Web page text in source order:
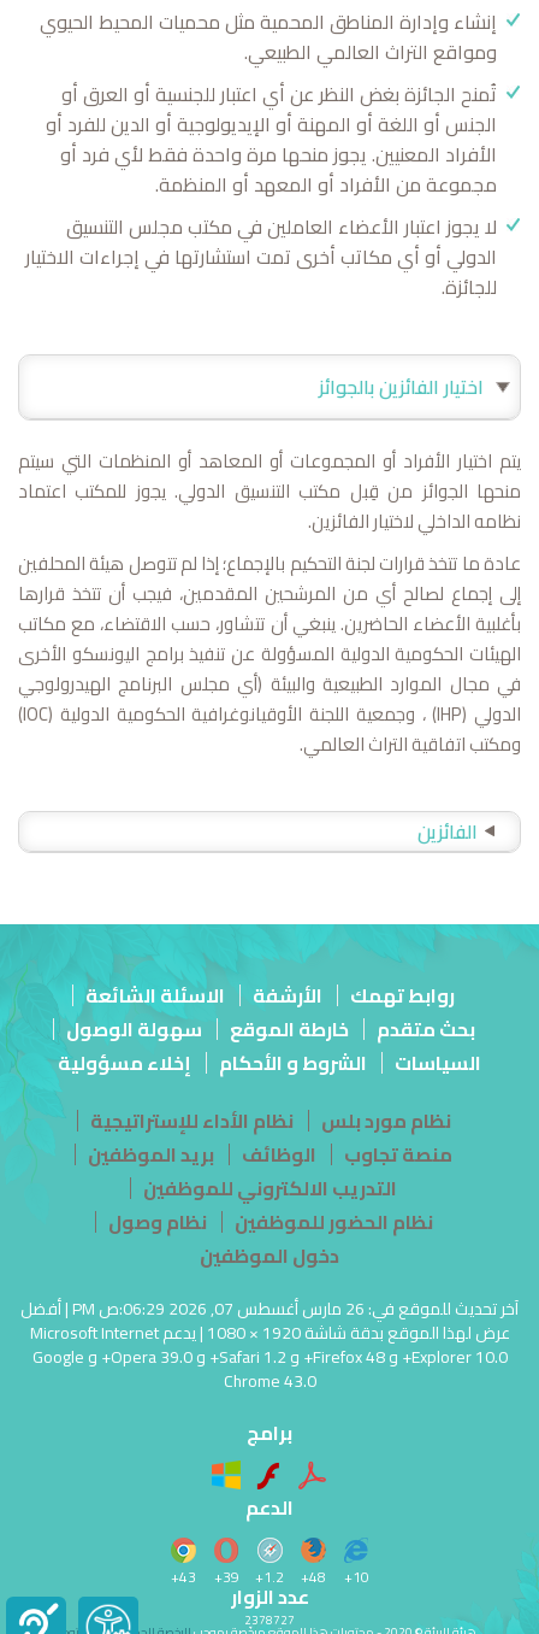
إنشاء وإدارة المناطق المحمية مثل محميات المحيط الحيوي
ومواقع التراث العالمي الطبيعي.
تُمنح الجائزة بغض النظر عن أي اعتبار للجنسية أو العرق أو
الجنس أو اللغة أو المهنة أو الإيديولوجية أو الدين للفرد أو
الأفراد المعنيين. يجوز منحها مرة واحدة فقط لأي فرد أو
مجموعة من الأفراد أو المعهد أو المنظمة.
لا يجوز اعتبار الأعضاء العاملين في مكتب مجلس التنسيق
الدولي أو أي مكاتب أخرى تمت استشارتها في إجراءات الاختيار
للجائزة.
اختيار الفائزين بالجوائز
يتم اختيار الأفراد أو المجموعات أو المعاهد أو المنظمات التي سيتم
منحها الجوائز من قِبل مكتب التنسيق الدولي. يجوز للمكتب اعتماد
نظامه الداخلي لاختيار الفائزين.
عادة ما تتخذ قرارات لجنة التحكيم بالإجماع؛ إذا لم تتوصل هيئة المحلفين
إلى إجماع لصالح أي من المرشحين المقدمين، فيجب أن تتخذ قرارها
بأغلبية الأعضاء الحاضرين. ينبغي أن تتشاور، حسب الاقتضاء، مع مكاتب
الهيئات الحكومية الدولية المسؤولة عن تنفيذ برامج اليونسكو الأخرى
في مجال الموارد الطبيعية والبيئة (أي مجلس البرنامج الهيدرولوجي
الدولي (IHP) ، وجمعية اللجنة الأوقيانوغرافية الحكومية الدولية (IOC)
ومكتب اتفاقية التراث العالمي.
الفائزين
روابط تهمك الأرشفة
الاسئلة الشائعة
بحث متقدم
خارطة الموقع
سهولة الوصول
السياسات
الشروط و الأحكام
إخلاء مسؤولية
نظام مورد بلس
نظام الأداء للإستراتيجية
منصة تجاوب
الوظائف
بريد الموظفين
التدريب الالكتروني للموظفين
نظام الحضور للموظفين
نظام وصول
دخول الموظفين
آخر تحديث للموقع في: 26 مارس أغسطس 07, 2026 06:29:ص PM | أفضل
عرض لهذا الموقع بدقة شاشة 1920 × 1080 | يدعم Microsoft Internet
Explorer 10.0+ و Firefox 48+ و Safari 1.2+ و Opera 39.0+ و Google
Chrome 43.0
برامج
الدعم
10+
48+
1.2+
39+
43+
عدد الزوار
2378727